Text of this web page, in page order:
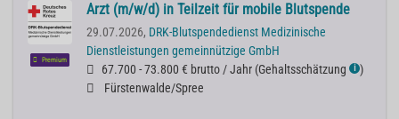
Premium
Arzt (m/w/d) in Teilzeit für mobile Blutspende
29.07.2026, DRK-Blutspendedienst Medizinische
Dienstleistungen gemeinnützige GmbH
67.700 - 73.800 € brutto / Jahr (Gehaltsschätzung ℹ )
Fürstenwalde/Spree